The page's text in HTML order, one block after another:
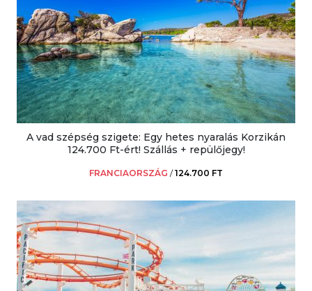
A vad szépség szigete: Egy hetes nyaralás Korzikán
124.700 Ft-ért! Szállás + repülőjegy!
FRANCIAORSZÁG /124.700 FT